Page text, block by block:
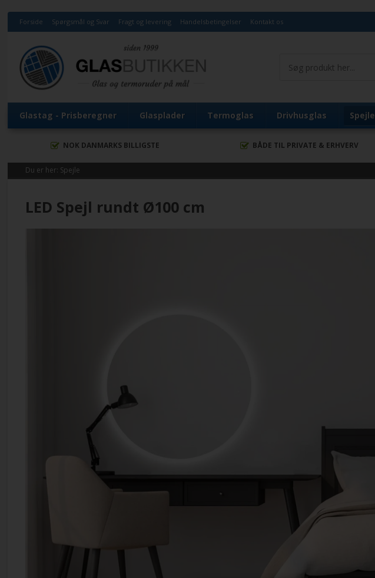
Forside Spørgsmål og Svar Fragt og levering Handelsbetingelser Kontakt os
Glastag - Prisberegner Glasplader Termoglas Drivhusglas Spejle
NOK DANMARKS BILLIGSTE BÅDE TIL PRIVATE & ERHVERV
Du er her: Spejle
LED Spejl rundt Ø100 cm